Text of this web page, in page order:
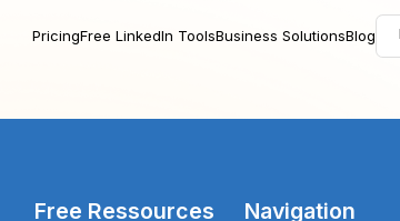
PricingFree LinkedIn ToolsBusiness SolutionsBlog
Free Ressources Navigation